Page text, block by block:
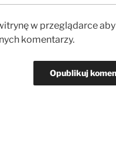
w przeglądarce aby
komentarzy.